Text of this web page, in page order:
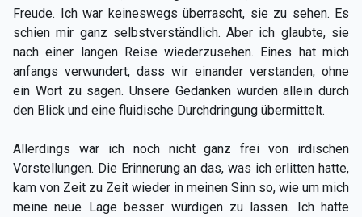
Freude. Ich war keineswegs überrascht, sie zu sehen. Es
schien mir ganz selbstverständlich. Aber ich glaubte, sie
nach einer langen Reise wiederzusehen. Eines hat mich
anfangs verwundert, dass wir einander verstanden, ohne
ein Wort zu sagen. Unsere Gedanken wurden allein durch
den Blick und eine fluidische Durchdringung übermittelt.
Allerdings war ich noch nicht ganz frei von irdischen
Vorstellungen. Die Erinnerung an das, was ich erlitten hatte,
kam von Zeit zu Zeit wieder in meinen Sinn so, wie um mich
meine neue Lage besser würdigen zu lassen. Ich hatte